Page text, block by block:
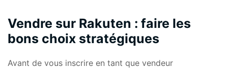
Vendre sur Rakuten : faire les
bons choix stratégiques
Avant de vous inscrire en tant que vendeur